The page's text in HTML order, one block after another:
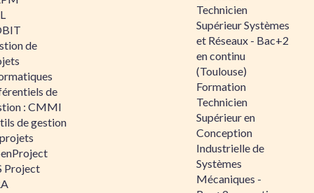
de
de
: CMMI
de gestion
Project
Technicien
Supérieur Systèmes
et Réseaux - Bac+2
en continu
(Toulouse)
Formation
Technicien
Supérieur en
Conception
Industrielle de
Systèmes
Mécaniques -